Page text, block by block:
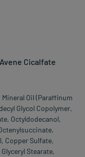
Cicalfate
Oil (Paraffinum
Glycol Copolymer,
Octyldodecanol,
Copper Sulfate,
Stearate,